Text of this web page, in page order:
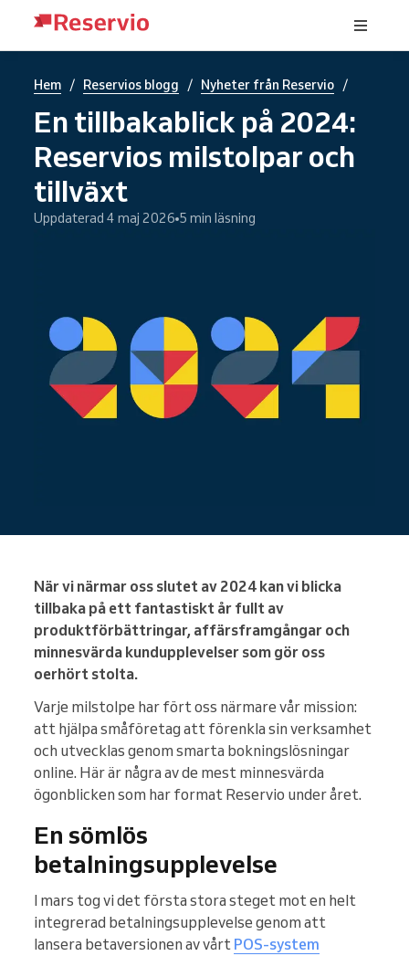
Hem / Reservios blogg / Nyheter från Reservio /
En tillbakablick på 2024:
Reservios milstolpar och
tillväxt
Uppdaterad 4 maj 2026 5 min läsning
När vi närmar oss slutet av 2024 kan vi blicka
tillbaka på ett fantastiskt år fullt av
produktförbättringar, affärsframgångar och
minnesvärda kundupplevelser som gör oss
oerhört stolta.
Varje milstolpe har fört oss närmare vår mission:
att hjälpa småföretag att förenkla sin verksamhet
och utvecklas genom smarta bokningslösningar
online. Här är några av de mest minnesvärda
ögonblicken som har format Reservio under året.
En sömlös
betalningsupplevelse
I mars tog vi det första stora steget mot en helt
integrerad betalningsupplevelse genom att
lansera betaversionen av vårt POS-system